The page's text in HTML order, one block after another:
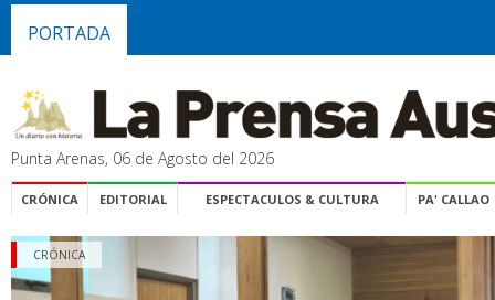
PORTADA
Punta Arenas, 06 de Agosto del 2026
CRÓNICA EDITORIAL ESPECTACULOS & CULTURA PA' CALLAO
CRÓNICA